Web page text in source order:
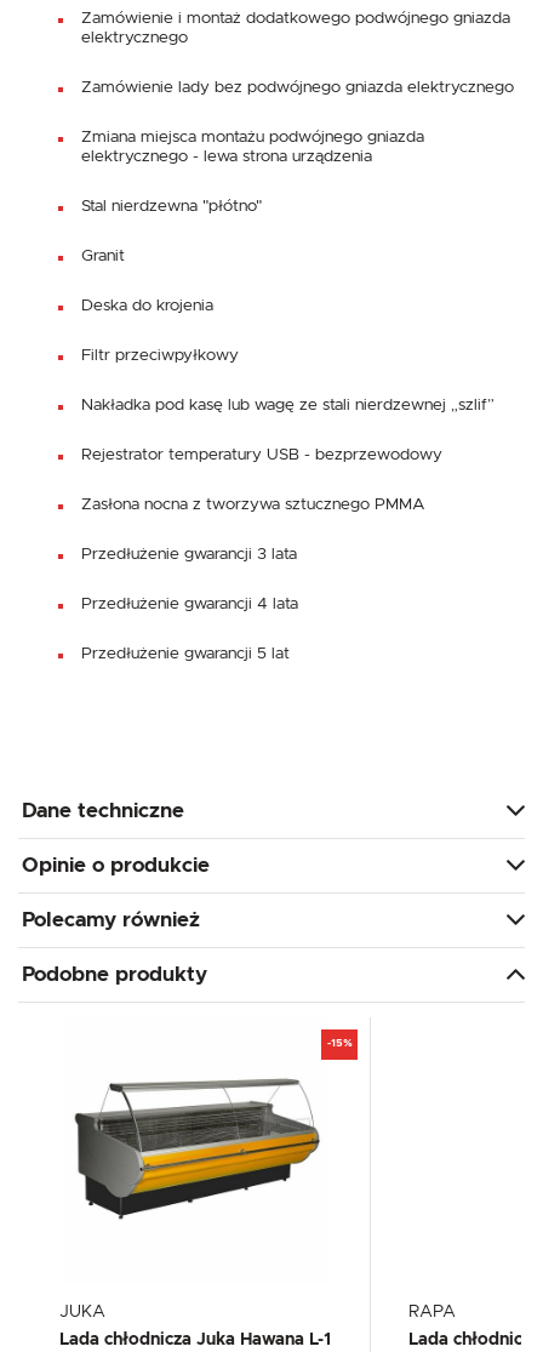
Zamówienie i montaż dodatkowego podwójnego gniazda
elektrycznego
Zamówienie lady bez podwójnego gniazda elektrycznego
Zmiana miejsca montażu podwójnego gniazda
elektrycznego - lewa strona urządzenia
Stal nierdzewna "płótno"
Granit
Deska do krojenia
Filtr przeciwpyłkowy
Nakładka pod kasę lub wagę ze stali nierdzewnej „szlif”
Rejestrator temperatury USB - bezprzewodowy
Zasłona nocna z tworzywa sztucznego PMMA
Przedłużenie gwarancji 3 lata
Przedłużenie gwarancji 4 lata
Przedłużenie gwarancji 5 lat
Dane techniczne
Opinie o produkcie
Polecamy również
Podobne produkty
-15%
JUKA
Lada chłodnicza Juka Hawana L-1
RAPA
Lada